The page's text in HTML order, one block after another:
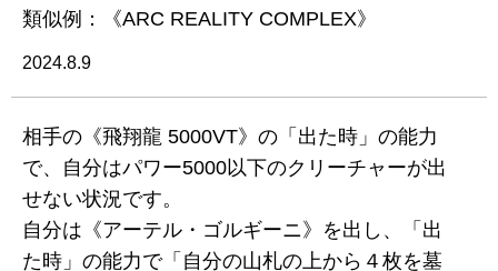
類似例：《ARC REALITY COMPLEX》
2024.8.9
相手の《飛翔龍 5000VT》の「出た時」の能力
で、自分はパワー5000以下のクリーチャーが出
せない状況です。
自分は《アーテル・ゴルギーニ》を出し、「出
た時」の能力で「自分の山札の上から４枚を墓